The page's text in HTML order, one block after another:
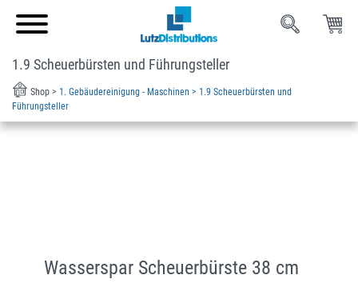
1.9 Scheuerbürsten und Führungsteller
Shop > 1. Gebäudereinigung - Maschinen > 1.9 Scheuerbürsten und
Führungsteller
Wasserspar Scheuerbürste 38 cm